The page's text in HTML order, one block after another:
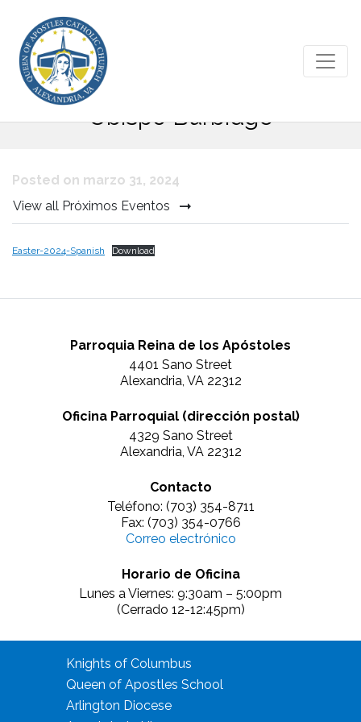
Mensaje de Pascua 2024 del
Obispo Burbidge
Posted on marzo 31, 2024
View all Próximos Eventos
Easter-2024-Spanish Download
Parroquia Reina de los Apóstoles
4401 Sano Street
Alexandria, VA 22312
Oficina Parroquial (dirección postal)
4329 Sano Street
Alexandria, VA 22312
Contacto
Teléfono: (703) 354-8711
Fax: (703) 354-0766
Correo electrónico
Horario de Oficina
Lunes a Viernes: 9:30am – 5:00pm
(Cerrado 12-12:45pm)
Knights of Columbus
Queen of Apostles School
Arlington Diocese